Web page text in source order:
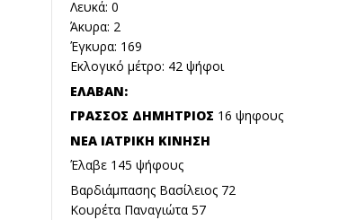
Λευκά: 0
Άκυρα: 2
Έγκυρα: 169
Εκλογικό μέτρο: 42 ψήφοι
ΕΛΑΒΑΝ:
ΓΡΑΣΣΟΣ ΔΗΜΗΤΡΙΟΣ 16 ψηφους
ΝΕΑ ΙΑΤΡΙΚΗ ΚΙΝΗΣΗ
Έλαβε 145 ψήφους
Βαρδιάμπασης Βασίλειος 72
Κουρέτα Παναγιώτα 57